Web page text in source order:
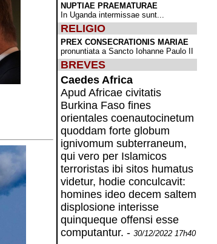
NUPTIAE PRAEMATURAE
In Uganda intermissae sunt...
RELIGIO
PREX CONSECRATIONIS MARIAE
pronuntiata a Sancto Iohanne Paulo II
BREVES
Caedes Africa
Apud Africae civitatis
Burkina Faso fines
orientales coenautocinetum
quoddam forte globum
ignivomum subterraneum,
qui vero per Islamicos
terroristas ibi sitos humatus
videtur, hodie conculcavit:
homines ideo decem saltem
displosione interisse
quinqueque offensi esse
computantur. - 30/12/2022 17h40